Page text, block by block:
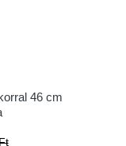
46 cm